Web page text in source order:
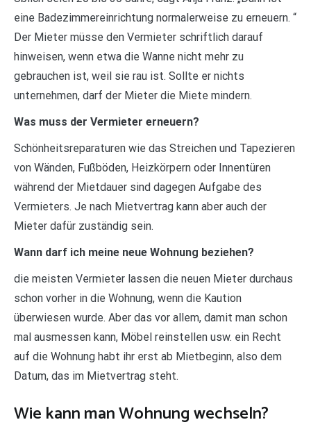
eine Badezimmereinrichtung normalerweise zu erneuern. “
Der Mieter müsse den Vermieter schriftlich darauf
hinweisen, wenn etwa die Wanne nicht mehr zu
gebrauchen ist, weil sie rau ist. Sollte er nichts
unternehmen, darf der Mieter die Miete mindern.
Was muss der Vermieter erneuern?
Schönheitsreparaturen wie das Streichen und Tapezieren
von Wänden, Fußböden, Heizkörpern oder Innentüren
während der Mietdauer sind dagegen Aufgabe des
Vermieters. Je nach Mietvertrag kann aber auch der
Mieter dafür zuständig sein.
Wann darf ich meine neue Wohnung beziehen?
die meisten Vermieter lassen die neuen Mieter durchaus
schon vorher in die Wohnung, wenn die Kaution
überwiesen wurde. Aber das vor allem, damit man schon
mal ausmessen kann, Möbel reinstellen usw. ein Recht
auf die Wohnung habt ihr erst ab Mietbeginn, also dem
Datum, das im Mietvertrag steht.
Wie kann man Wohnung wechseln?